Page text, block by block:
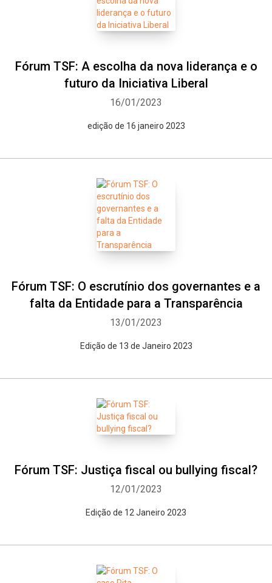
Fórum TSF: A escolha da nova liderança e o
futuro da Iniciativa Liberal
16/01/2023
edição de 16 janeiro 2023
Fórum TSF: O escrutínio dos governantes e a
falta da Entidade para a Transparência
13/01/2023
Edição de 13 de Janeiro 2023
Fórum TSF: Justiça fiscal ou bullying fiscal?
12/01/2023
Edição de 12 Janeiro 2023
Facebook